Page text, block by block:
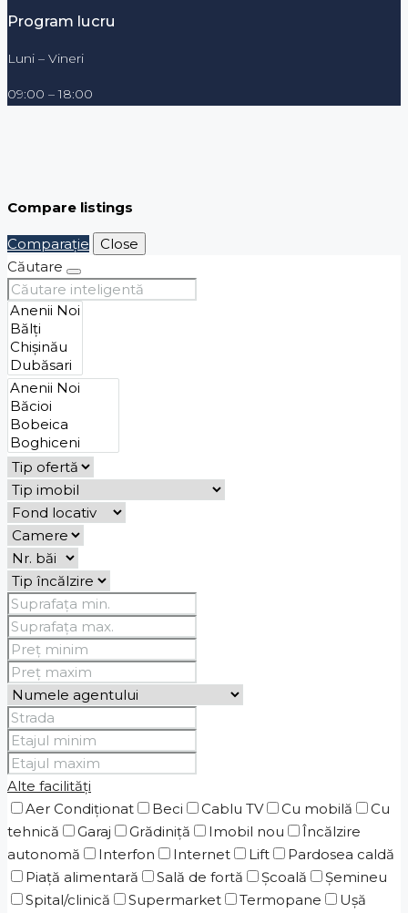
Program lucru
Luni – Vineri
09:00 – 18:00
Compare listings
Comparaţie
Close
Căutare
Alte facilități
Aer Condiționat
Beci Cablu TV Cu mobilă
Cu
tehnică
Garaj Grădiniţă Imobil nou
Încălzire
autonomă
Interfon Internet Lift
Pardosea caldă
Piaţă alimentară
Sală de fortă Școală
Șemineu
Spital/clinică
Supermarket Termopane
Ușă